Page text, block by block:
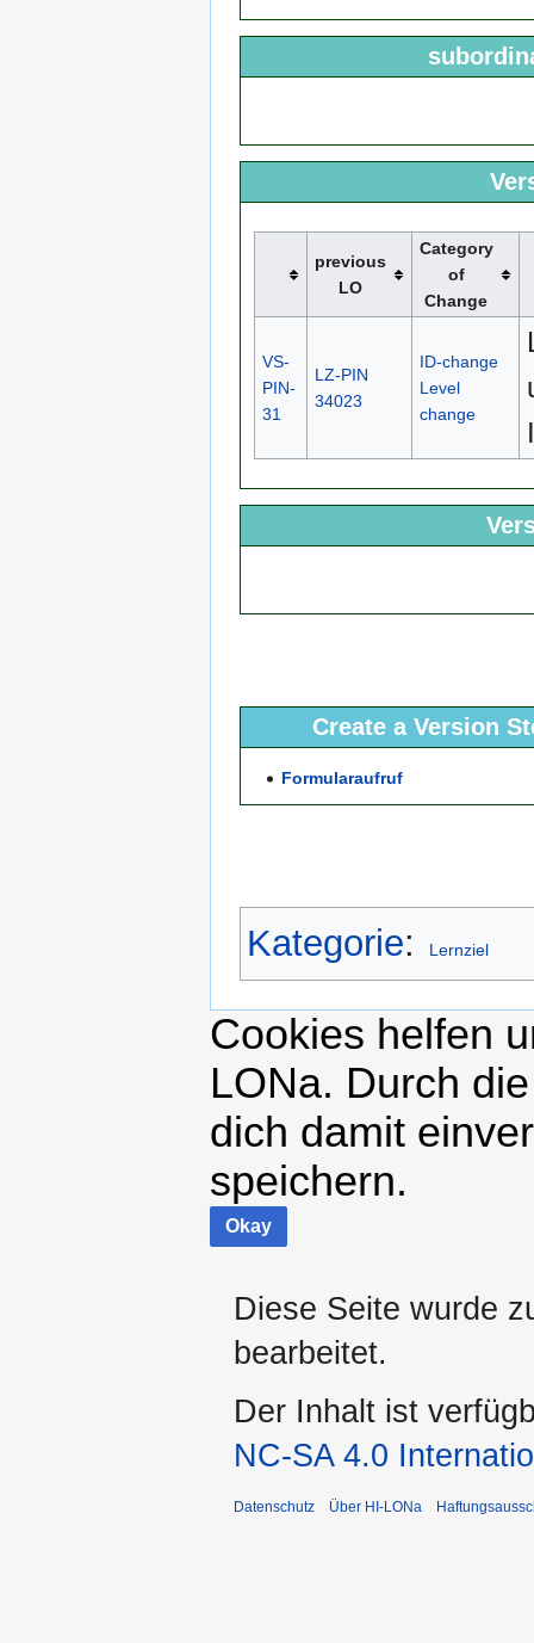
previous
LO
Category
of
Change
VS-
PIN-
31
LZ-PIN
34023
ID-change
Level
change
Create a Version
Formularaufruf
Kategorie: Lernziel
Cookies helfen
LONa. Durch
dich damit
speichern.
Okay
Diese Seite wurde
bearbeitet.
Der Inhalt ist
NC-SA 4.0
Datenschutz Über HI-LONa